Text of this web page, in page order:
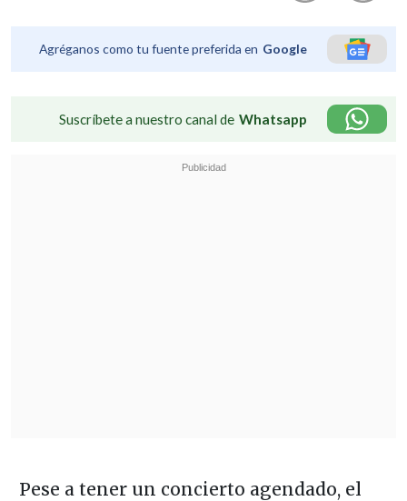
Agréganos como tu fuente preferida en Google
Suscríbete a nuestro canal de Whatsapp
Pese a tener un concierto agendado, el